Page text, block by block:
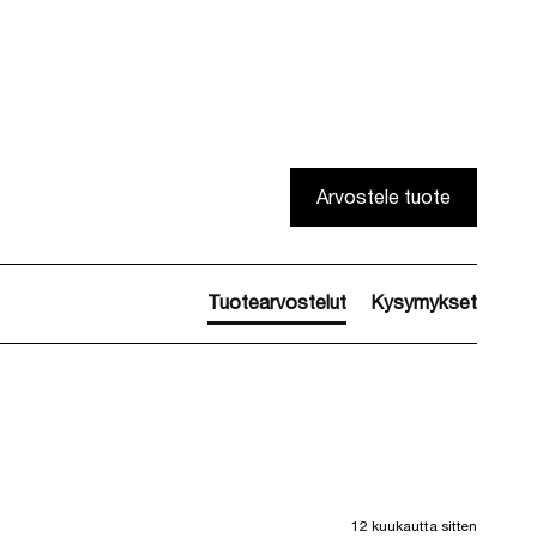
Arvostele tuote
Tuotearvostelut Kysymykset
12 kuukautta sitten